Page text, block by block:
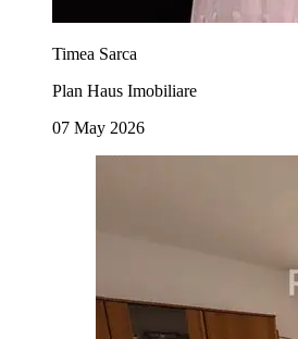
Timea Sarca
Plan Haus Imobiliare
07 May 2026